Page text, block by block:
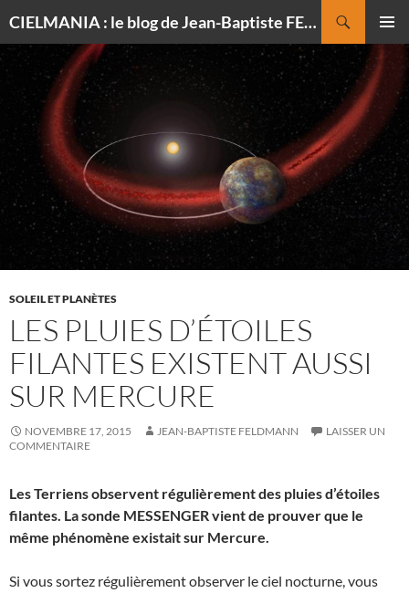
CIELMANIA : le blog de Jean-Baptiste FELDMANN, photographe du ciel
MENU
CONTENU
SOLEIL ET PLANÈTES
LES PLUIES D’ÉTOILES
FILANTES EXISTENT AUSSI
SUR MERCURE
NOVEMBRE 17, 2015 JEAN-BAPTISTE FELDMANN
LAISSER UN
COMMENTAIRE
Les Terriens observent régulièrement des pluies d’étoiles
filantes. La sonde MESSENGER vient de prouver que le
même phénomène existait sur Mercure.
Si vous sortez régulièrement observer le ciel nocturne, vous